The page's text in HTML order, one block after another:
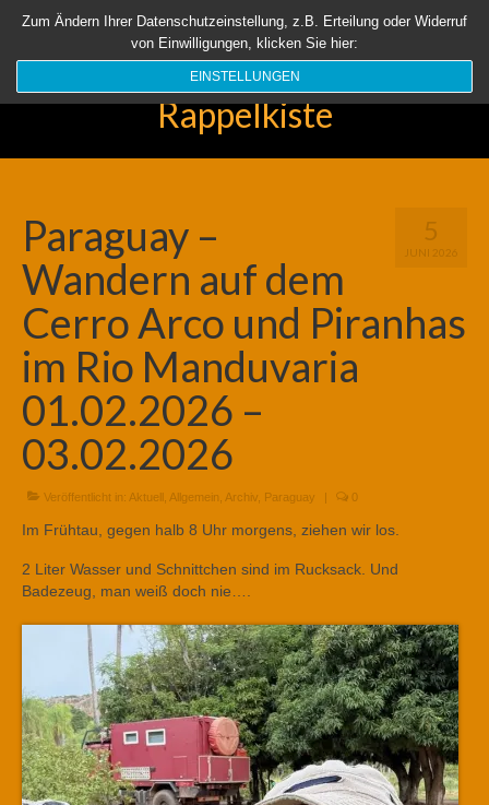
Startseite Aktuell Über uns Unsere Rappelkiste Länder
Suchen
Rappelkiste
5
JUNI 2026
Paraguay –
Wandern auf dem
Cerro Arco und Piranhas
im Rio Manduvaria
01.02.2026 –
03.02.2026
Veröffentlicht in: Aktuell Allgemein Archiv Paraguay | 0
Im Frühtau, gegen halb 8 Uhr morgens, ziehen wir los.
2 Liter Wasser und Schnittchen sind im Rucksack. Und
Badezeug, man weiß doch nie….
Zum Ändern Ihrer Datenschutzeinstellung, z.B. Erteilung oder Widerruf
von Einwilligungen, klicken Sie hier:
EINSTELLUNGEN